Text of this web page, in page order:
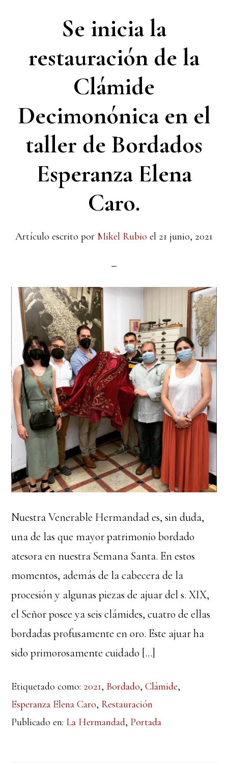
Se inicia la
restauración de la
Clámide
Decimonónica en el
taller de Bordados
Esperanza Elena
Caro.
Artículo escrito por Mikel Rubio el 21 junio, 2021
Nuestra Venerable Hermandad es, sin duda,
una de las que mayor patrimonio bordado
atesora en nuestra Semana Santa. En estos
momentos, además de la cabecera de la
procesión y algunas piezas de ajuar del s. XIX,
el Señor posee ya seis clámides, cuatro de ellas
bordadas profusamente en oro. Este ajuar ha
sido primorosamente cuidado […]
Etiquetado como: 2021, Bordado,Clámide,
Esperanza Elena Caro, Restauración
Publicado en: La Hermandad, Portada